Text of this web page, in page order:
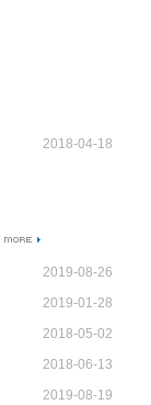
2018-04-18
2019-08-26
2019-01-28
2018-05-02
2018-06-13
2019-08-19